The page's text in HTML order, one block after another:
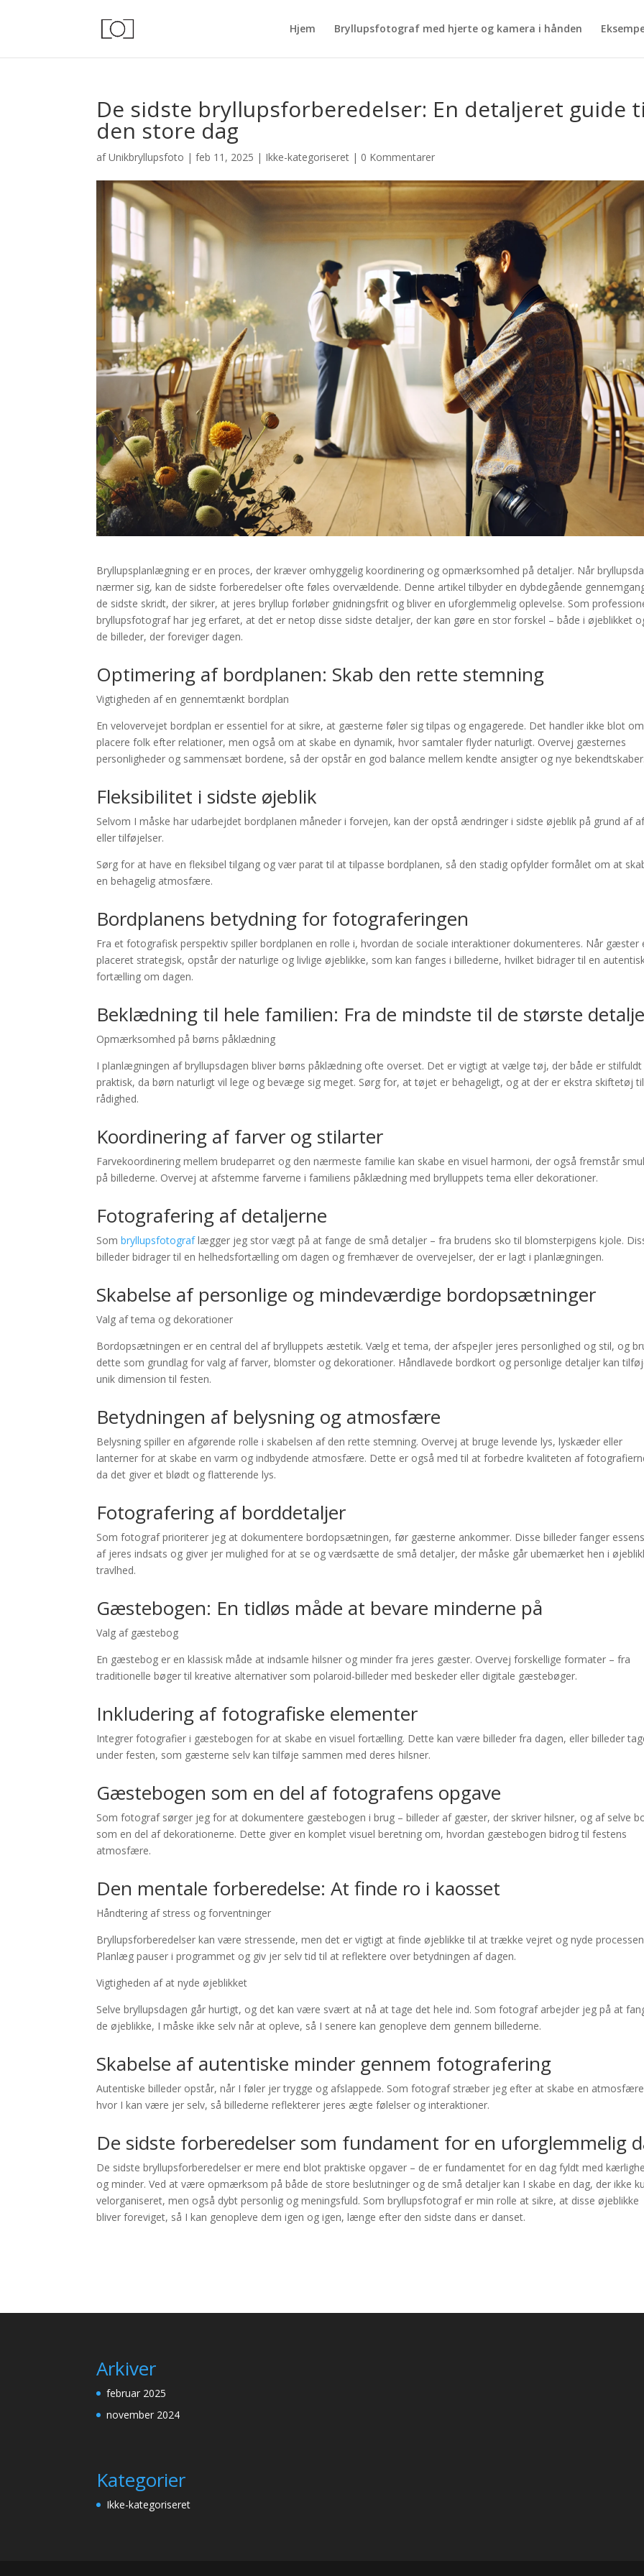
Hjem Bryllupsfotograf med hjerte og kamera i hånden
De sidste bryllupsforberedelser: En detaljeret guide
den store dag
afUnikbryllupsfoto |feb 11, 2025 | Ikke-kategoriseret | 0 Kommentarer
Bryllupsplanlægning er en proces, der kræver omhyggelig koordinering og opmærksomhed på detaljer. Når
nærmer sig, kan de sidste forberedelser ofte føles overvældende. Denne artikel tilbyder en dybdegående
de sidste skridt, der sikrer, at jeres bryllup forløber gnidningsfrit og bliver en uforglemmelig oplevelse. Som
bryllupsfotograf har jeg erfaret, at det er netop disse sidste detaljer, der kan gøre en stor forskel – både i øjeblikket
de billeder, der foreviger dagen.
Optimering af bordplanen: Skab den rette stemning
Vigtigheden af en gennemtænkt bordplan
En velovervejet bordplan er essentiel for at sikre, at gæsterne føler sig tilpas og engagerede. Det handler ikke blot
placere folk efter relationer, men også om at skabe en dynamik, hvor samtaler flyder naturligt. Overvej gæsternes
personligheder og sammensæt bordene, så der opstår en god balance mellem kendte ansigter og nye bekendtskaber.
Fleksibilitet i sidste øjeblik
Selvom I måske har udarbejdet bordplanen måneder i forvejen, kan der opstå ændringer i sidste øjeblik på grund af
eller tilføjelser.
Sørg for at have en fleksibel tilgang og vær parat til at tilpasse bordplanen, så den stadig opfylder formålet om at
en behagelig atmosfære.
Bordplanens betydning for fotograferingen
Fra et fotografisk perspektiv spiller bordplanen en rolle i, hvordan de sociale interaktioner dokumenteres. Når gæster
placeret strategisk, opstår der naturlige og livlige øjeblikke, som kan fanges i billederne, hvilket bidrager til en
fortælling om dagen.
Beklædning til hele familien: Fra de mindste til de største
Opmærksomhed på børns påklædning
I planlægningen af bryllupsdagen bliver børns påklædning ofte overset. Det er vigtigt at vælge tøj, der både er
praktisk, da børn naturligt vil lege og bevæge sig meget. Sørg for, at tøjet er behageligt, og at der er ekstra skiftetøj til
rådighed.
Koordinering af farver og stilarter
Farvekoordinering mellem brudeparret og den nærmeste familie kan skabe en visuel harmoni, der også fremstår
på billederne. Overvej at afstemme farverne i familiens påklædning med brylluppets tema eller dekorationer.
Fotografering af detaljerne
Sombryllupsfotograflægger jeg stor vægt på at fange de små detaljer – fra brudens sko til blomsterpigens kjole.
billeder bidrager til en helhedsfortælling om dagen og fremhæver de overvejelser, der er lagt i planlægningen.
Skabelse af personlige og mindeværdige bordopsætninger
Valg af tema og dekorationer
Bordopsætningen er en central del af brylluppets æstetik. Vælg et tema, der afspejler jeres personlighed og stil, og
dette som grundlag for valg af farver, blomster og dekorationer. Håndlavede bordkort og personlige detaljer kan
unik dimension til festen.
Betydningen af belysning og atmosfære
Belysning spiller en afgørende rolle i skabelsen af den rette stemning. Overvej at bruge levende lys, lyskæder eller
lanterner for at skabe en varm og indbydende atmosfære. Dette er også med til at forbedre kvaliteten af
da det giver et blødt og flatterende lys.
Fotografering af borddetaljer
Som fotograf prioriterer jeg at dokumentere bordopsætningen, før gæsterne ankommer. Disse billeder fanger
af jeres indsats og giver jer mulighed for at se og værdsætte de små detaljer, der måske går ubemærket hen i
travlhed.
Gæstebogen: En tidløs måde at bevare minderne på
Valg af gæstebog
En gæstebog er en klassisk måde at indsamle hilsner og minder fra jeres gæster. Overvej forskellige formater – fra
traditionelle bøger til kreative alternativer som polaroid-billeder med beskeder eller digitale gæstebøger.
Inkludering af fotografiske elementer
Integrer fotografier i gæstebogen for at skabe en visuel fortælling. Dette kan være billeder fra dagen, eller billeder
under festen, som gæsterne selv kan tilføje sammen med deres hilsner.
Gæstebogen som en del af fotografens opgave
Som fotograf sørger jeg for at dokumentere gæstebogen i brug – billeder af gæster, der skriver hilsner, og af selve
som en del af dekorationerne. Dette giver en komplet visuel beretning om, hvordan gæstebogen bidrog til festens
atmosfære.
Den mentale forberedelse: At finde ro i kaosset
Håndtering af stress og forventninger
Bryllupsforberedelser kan være stressende, men det er vigtigt at finde øjeblikke til at trække vejret og nyde
Planlæg pauser i programmet og giv jer selv tid til at reflektere over betydningen af dagen.
Vigtigheden af at nyde øjeblikket
Selve bryllupsdagen går hurtigt, og det kan være svært at nå at tage det hele ind. Som fotograf arbejder jeg på at
de øjeblikke, I måske ikke selv når at opleve, så I senere kan genopleve dem gennem billederne.
Skabelse af autentiske minder gennem fotografering
Autentiske billeder opstår, når I føler jer trygge og afslappede. Som fotograf stræber jeg efter at skabe en
hvor I kan være jer selv, så billederne reflekterer jeres ægte følelser og interaktioner.
De sidste forberedelser som fundament for en uforglemmelig
De sidste bryllupsforberedelser er mere end blot praktiske opgaver – de er fundamentet for en dag fyldt med
og minder. Ved at være opmærksom på både de store beslutninger og de små detaljer kan I skabe en dag, der ikke
velorganiseret, men også dybt personlig og meningsfuld. Som bryllupsfotograf er min rolle at sikre, at disse øjeblikke
bliver foreviget, så I kan genopleve dem igen og igen, længe efter den sidste dans er danset.
Arkiver
februar 2025
november 2024
Kategorier
Ikke-kategoriseret